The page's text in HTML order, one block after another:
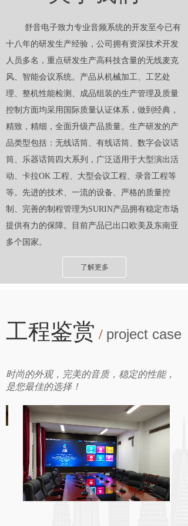
舒音电子致力专业音频系统的开发至今已有
十八年的研发生产经验，公司拥有资深技术开发
人员多名，重点研发生产高科技含量的无线麦克
风、智能会议系统。产品从机械加工、工艺处
理、整机性能检测、成品组装的生产管理及质量
控制方面均采用国际质量认证体系，做到经典，
精致，精细，全面升级产品质量。生产研发的产
品类型包括：无线话筒、有线话筒、数字会议话
筒、乐器话筒四大系列，广泛适用于大型演出活
动、卡拉OK 工程、大型会议工程、录音工程等
等。先进的技术、一流的设备、严格的质量控
制、完善的制程管理为SURIN产品拥有稳定市场
提供有力的保障。目前产品已出口欧美及东南亚
多个国家。
了解更多
工程鉴赏 / project case
时尚的外观，完美的音质，稳定的性能，
是您最佳的选择！